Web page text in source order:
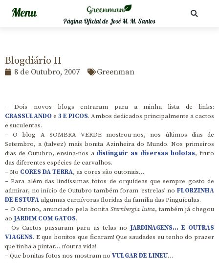
Página Oficial de José M. M. Santos
Blogdiário II
8 de Outubro, 2007 Greenman
– Dois novos blogs entraram para a minha lista de links:
CRASSULANDOe 3 E PICOS. Ambos dedicados principalmente a cactos
e suculentas.
– O blog A SOMBRA VERDE mostrou-nos, nos últimos dias de
Setembro, a (talvez) mais bonita Azinheira do Mundo. Nos primeiros
dias de Outubro, ensina-nos a distinguir as diversas bolotas, fruto
das diferentes espécies de carvalhos.
– No CORES DA TERRA, as cores são outonais…
– Para além das lindíssimas fotos de orquídeas que sempre gosto de
admirar, no início de Outubro também foram ‘estrelas’ no FLORZINHA
DE ESTUFAalgumas carnívoras floridas da família das Pinguículas.
– O Outono, anunciado pela bonita Sternbergia lutea, também já chegou
ao JARDIM COM GATOS.
– Os Cactos passaram para as telas no JARDINAGENS… E OUTRAS
VIAGENS. E que bonitos que ficaram! Que saudades eu tenho do prazer
que tinha a pintar… n’outra vida!
– Que bonitas fotos nos mostram no VULGAR DE LINEU…